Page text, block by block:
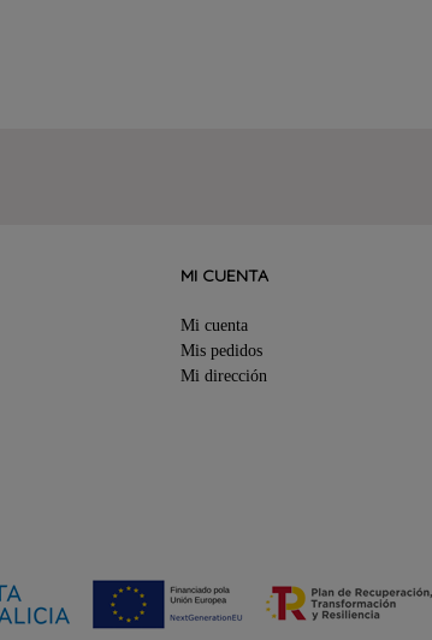
MI CUENTA
Mi cuenta
Mis pedidos
Mi dirección